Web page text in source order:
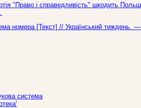
"Право і справедливість" шкодить
тема номера [Текст] // Український
система